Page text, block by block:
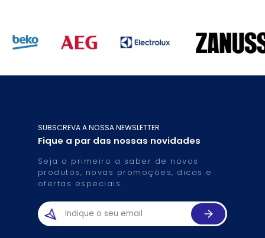
SUBSCREVA A NOSSA NEWSLETTER
Fique a par das nossas novidades
Seja o primeiro a saber de novos
produtos, novas promoções, dicas e
ofertas especiais.